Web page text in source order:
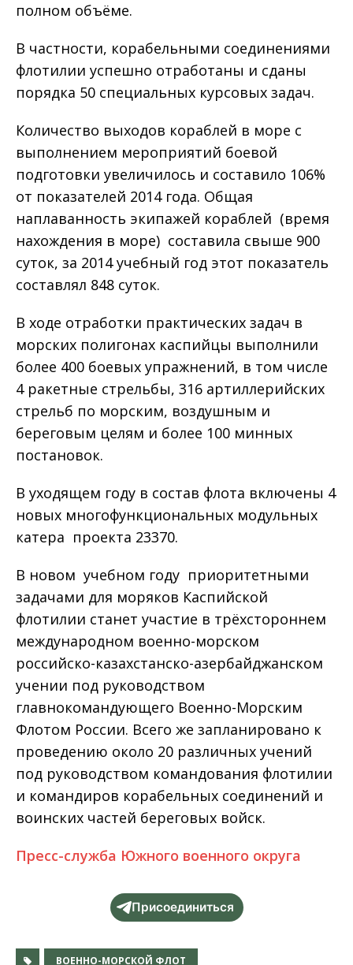
полном объёме.
В частности, корабельными соединениями
флотилии успешно отработаны и сданы
порядка 50 специальных курсовых задач.
Количество выходов кораблей в море с
выполнением мероприятий боевой
подготовки увеличилось и составило 106%
от показателей 2014 года. Общая
наплаванность экипажей кораблей (время
нахождения в море) составила свыше 900
суток, за 2014 учебный год этот показатель
составлял 848 суток.
В ходе отработки практических задач в
морских полигонах каспийцы выполнили
более 400 боевых упражнений, в том числе
4 ракетные стрельбы, 316 артиллерийских
стрельб по морским, воздушным и
береговым целям и более 100 минных
постановок.
В уходящем году в состав флота включены 4
новых многофункциональных модульных
катера проекта 23370.
В новом учебном году приоритетными
задачами для моряков Каспийской
флотилии станет участие в трёхстороннем
международном военно-морском
российско-казахстанско-азербайджанском
учении под руководством
главнокомандующего Военно-Морским
Флотом России. Всего же запланировано к
проведению около 20 различных учений
под руководством командования флотилии
и командиров корабельных соединений и
воинских частей береговых войск.
Пресс-служба Южного военного округа
Присоединиться
ВОЕННО-МОРСКОЙ ФЛОТ